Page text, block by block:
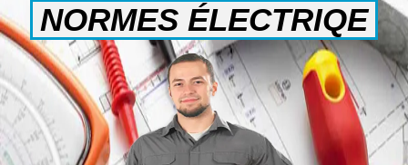
NORMES ÉLECTRIQE